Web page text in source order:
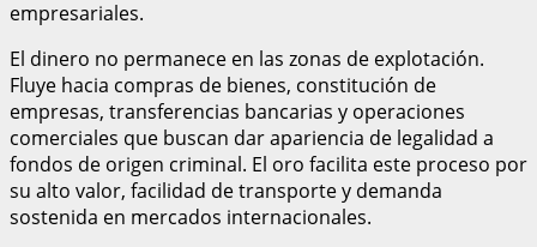
empresariales.
El dinero no permanece en las zonas de explotación.
Fluye hacia compras de bienes, constitución de
empresas, transferencias bancarias y operaciones
comerciales que buscan dar apariencia de legalidad a
fondos de origen criminal. El oro facilita este proceso por
su alto valor, facilidad de transporte y demanda
sostenida en mercados internacionales.